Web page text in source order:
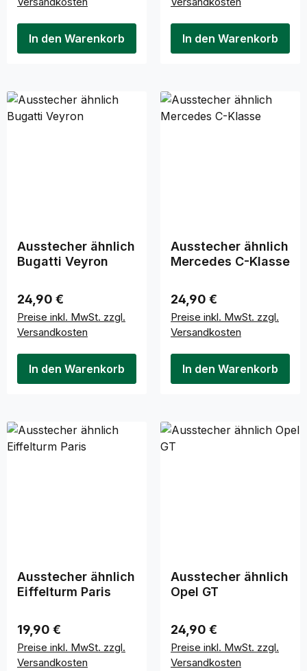
In den Warenkorb In den Warenkorb
Ausstecher ähnlich
Bugatti Veyron
Regulärer Preis:
24,90 €
Preise inkl. MwSt. zzgl.
Versandkosten
In den Warenkorb
Ausstecher ähnlich
Mercedes C-Klasse
Regulärer Preis:
24,90 €
Preise inkl. MwSt. zzgl.
Versandkosten
In den Warenkorb
Ausstecher ähnlich
Eiffelturm Paris
Regulärer Preis:
19,90 €
Preise inkl. MwSt. zzgl.
Versandkosten
Ausstecher ähnlich
Opel GT
Regulärer Preis:
24,90 €
Preise inkl. MwSt. zzgl.
Versandkosten